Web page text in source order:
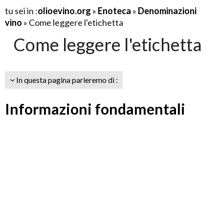
tu sei in :olioevino.org » Enoteca » Denominazioni
vino » Come leggere l'etichetta
Come leggere l'etichetta
In questa pagina parleremo di :
Informazioni fondamentali